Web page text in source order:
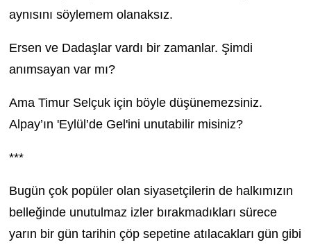
aynısını söylemem olanaksız.
Ersen ve Dadaşlar vardı bir zamanlar. Şimdi
anımsayan var mı?
Ama Timur Selçuk için böyle düşünemezsiniz.
Alpay’ın 'Eylül’de Gel'ini unutabilir misiniz?
***
Bugün çok popüler olan siyasetçilerin de halkımızın
belleğinde unutulmaz izler bırakmadıkları sürece
yarın bir gün tarihin çöp sepetine atılacakları gün gibi